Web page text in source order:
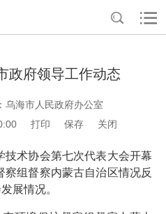
息公开 法定主动公开内容
政
政府领导工作动态
乌海市人民政府办公室
打印 保存 关闭
术协会第七次代表大会开幕
组督察内蒙古自治区情况反
展情况。